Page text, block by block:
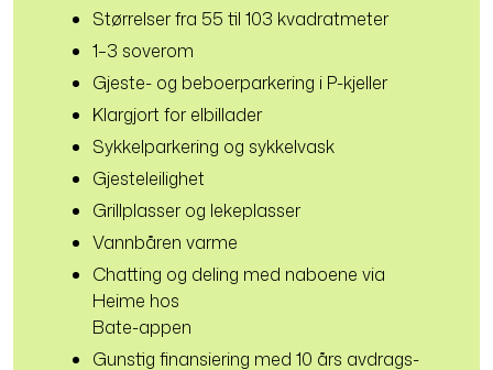
Størrelser fra 55 til 103 kvadratmeter
1–3 soverom
Gjeste- og beboer­parkering i P-kjeller
Klargjort for elbillader
Sykkelparkering og sykkelvask
Gjesteleilighet
Grillplasser og lekeplasser
Vannbåren varme
Chatting og deling med naboene via
Heime hos
Bate-appen
Gunstig finansiering med 10 års avdrags­